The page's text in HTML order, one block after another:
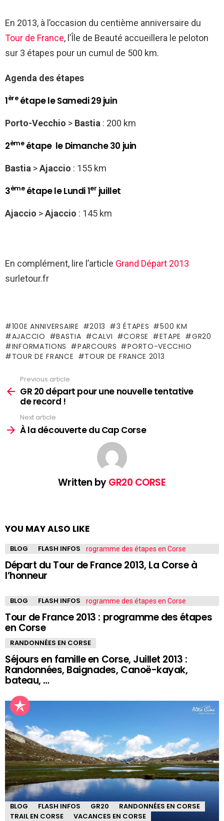
En 2013, à l’occasion du centième anniversaire du
Tour de France, l’Île de Beauté accueillera le peloton
sur 3 étapes pour un cumul de 500 km.
Agenda des étapes
1èreétape le Samedi 29 juin
Porto-Vecchio > Bastia : 200 km
2èmeétape le Dimanche 30 juin
Bastia >Ajaccio : 155 km
3èmeétape le Lundi 1er juillet
Ajaccio >Ajaccio : 145 km
En complément, lire l’article Grand Départ 2013
surletour.fr
100E ANNIVERSAIRE 2013 3 ÉTAPES
500 KM
AJACCIO
BASTIA CALVI CORSE ETAPE
GR20
INFORMATIONS
PARCOURS
PORTO-VECCHIO
TOUR DE FRANCE
TOUR DE FRANCE 2013
more
Previous article
GR 20 départ pour une nouvelle tentative
de record !
Next article
À la découverte du Cap Corse
Written byGR20 CORSE
YOU MAY ALSO LIKE
BLOG FLASH INFOS
Départ du Tour de France 2013, La Corse à
l’honneur
BLOG FLASH INFOS
Tour de France 2013 : programme des étapes
en Corse
RANDONNÉES EN CORSE
Séjours en famille en Corse, Juillet 2013 :
Randonnées, Baignades, Canoë-kayak,
bateau, …
BLOG FLASH INFOS GR20
RANDONNÉES EN CORSE
TRAIL EN CORSE
VACANCES EN CORSE